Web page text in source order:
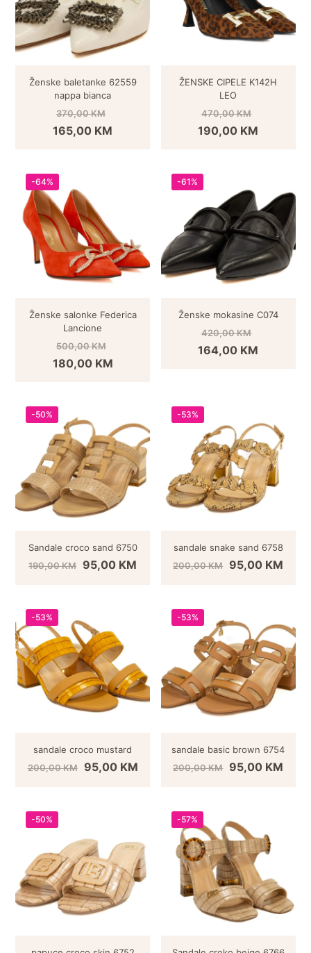
Ženske baletanke 62559
nappa bianca
370,00KM
165,00 KM
ŽENSKE CIPELE K142H
LEO
470,00KM
190,00 KM
-64%
Ženske salonke Federica
Lancione
500,00KM
180,00 KM
-61%
Ženske mokasine C074
420,00KM
164,00 KM
-50%
Sandale croco sand 6750
190,00KM 95,00 KM
-53%
sandale snake sand 6758
200,00KM 95,00 KM
-53%
sandale croco mustard
200,00KM 95,00 KM
-53%
sandale basic brown 6754
200,00KM 95,00 KM
-50% -57%